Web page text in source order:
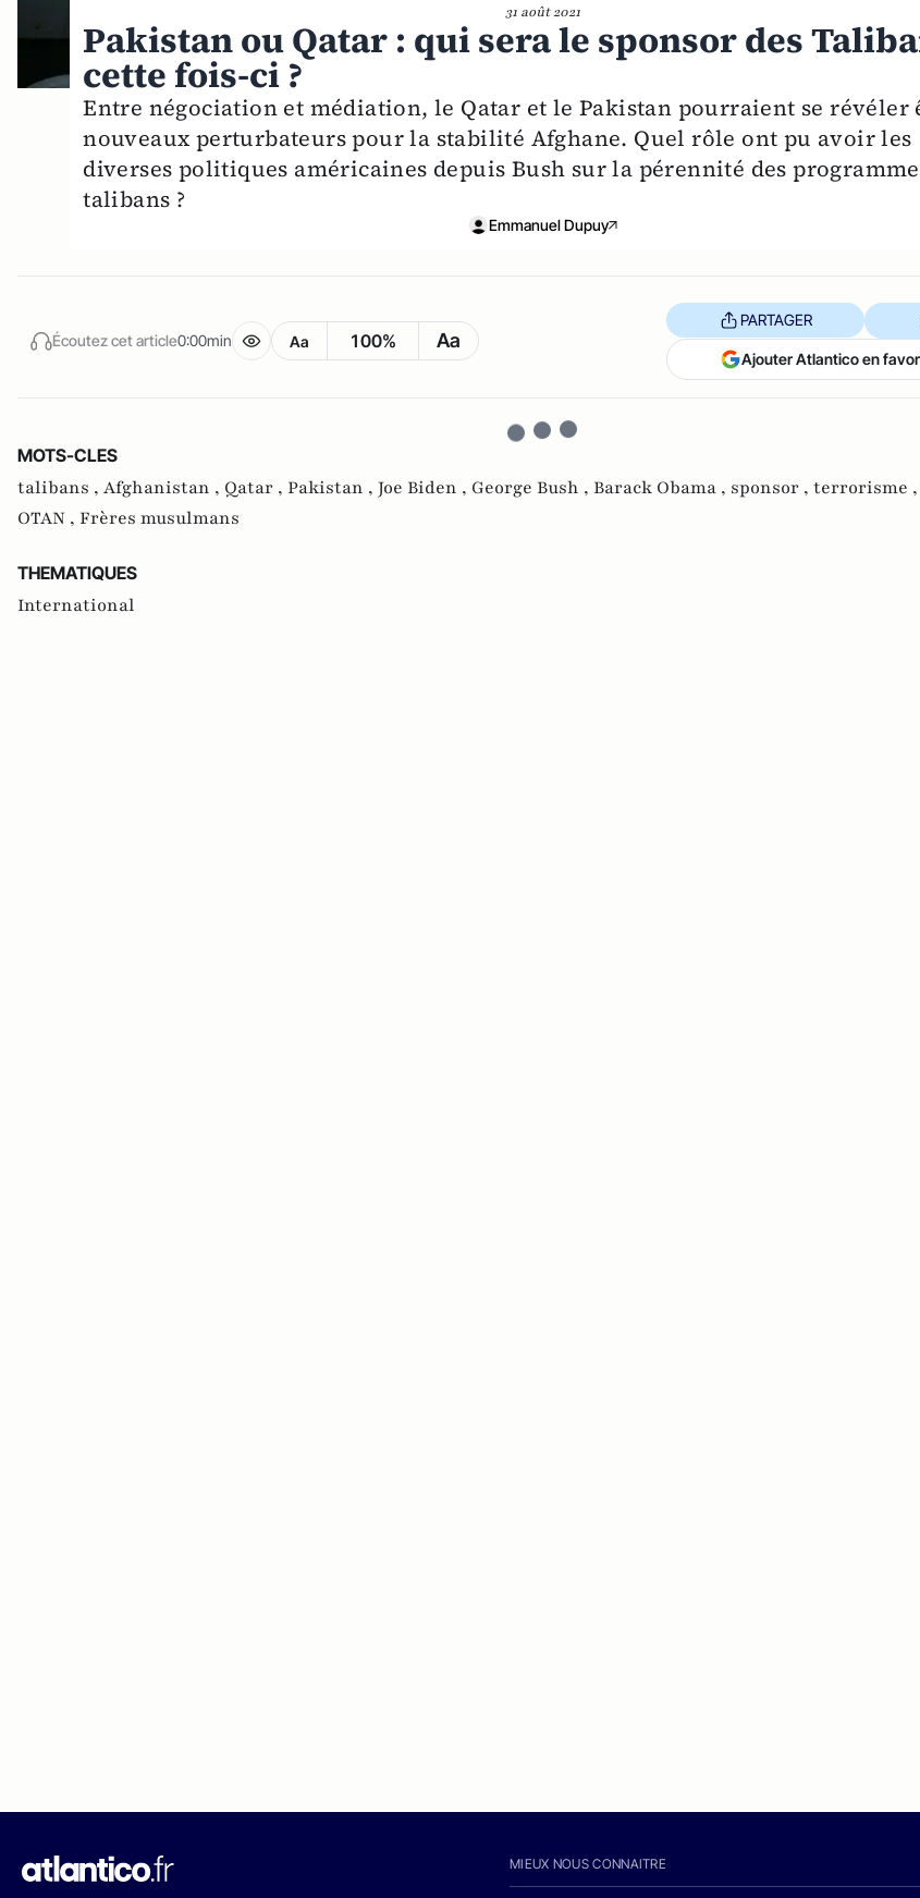
31 août 2021
Pakistan ou Qatar : qui sera le sponsor des
cette fois-ci ?
Entre négociation et médiation, le Qatar et le Pakistan pourraient se révéler
nouveaux perturbateurs pour la stabilité Afghane. Quel rôle ont pu avoir les
diverses politiques américaines depuis Bush sur la pérennité des
talibans ?
Emmanuel Dupuy
Écoutez cet article0:00min Aa 100% Aa
PARTAGER
Ajouter Atlantico en
MOTS-CLES
talibans , Afghanistan , Qatar , Pakistan , Joe Biden , George Bush , Barack Obama , sponsor , terrorisme ,
OTAN , Frères musulmans
THEMATIQUES
International
MIEUX NOUS CONNAITRE